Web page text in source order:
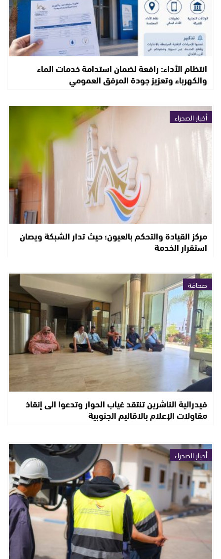
انتظام الأداء: رافعة لضمان استدامة خدمات الماء
والكهرباء وتعزيز جودة المرفق العمومي
أخبار الصحراء
مركز القيادة والتحكم بالعيون؛ حيث تدار الشبكة ويصان
استقرار الخدمة
صحافة
فيدرالية الناشرين تنتقد غياب الحوار وتدعوا الى إنقاذ
مقاولات الإعلام بالاقاليم الجنوبية
أخبار الصحراء